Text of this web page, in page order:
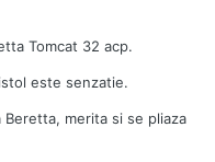
Tomcat 32 acp.
este senzatie.
merita si se pliaza